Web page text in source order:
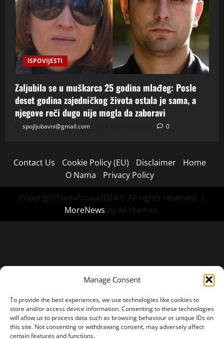
Manage Consent
To provide the best experiences, we use technologies like cookies to
store and/or access device information. Consenting to these technologies
will allow us to process data such as browsing behaviour or unique IDs on
this site. Not consenting or withdrawing consent, may adversely affect
certain features and functions.
ISPOVIJESTI
Zaljubila se u muškarca 25 godina mlađeg: Posle
deset godina zajedničkog života ostala je sama, a
njegove reči dugo nije mogla da zaboravi
spojljubavni@gmail.com 0
Contact Us Cookie Policy (EU) Disclaimer
Home
O Nama
Privacy Policy
CopyrightTopinforaja2024 © All rights reserved. |
MoreNews by AF themes.